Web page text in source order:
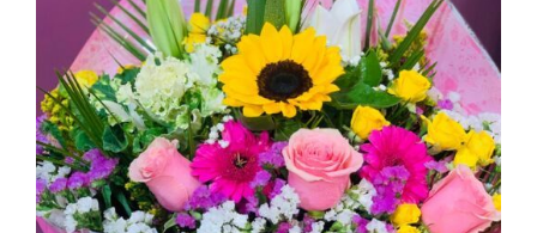
AÑADIR AL CARRITO
/
DETALLES